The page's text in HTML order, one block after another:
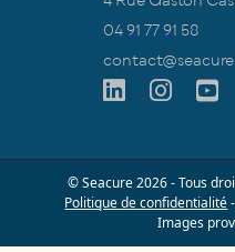
04 91 77 91 58
© Seacure 2026 - Tous
Politique de confidentialité
Images